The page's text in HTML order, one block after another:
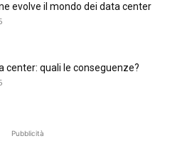
evolve il mondo dei data center
center: quali le conseguenze?
Pubblicità